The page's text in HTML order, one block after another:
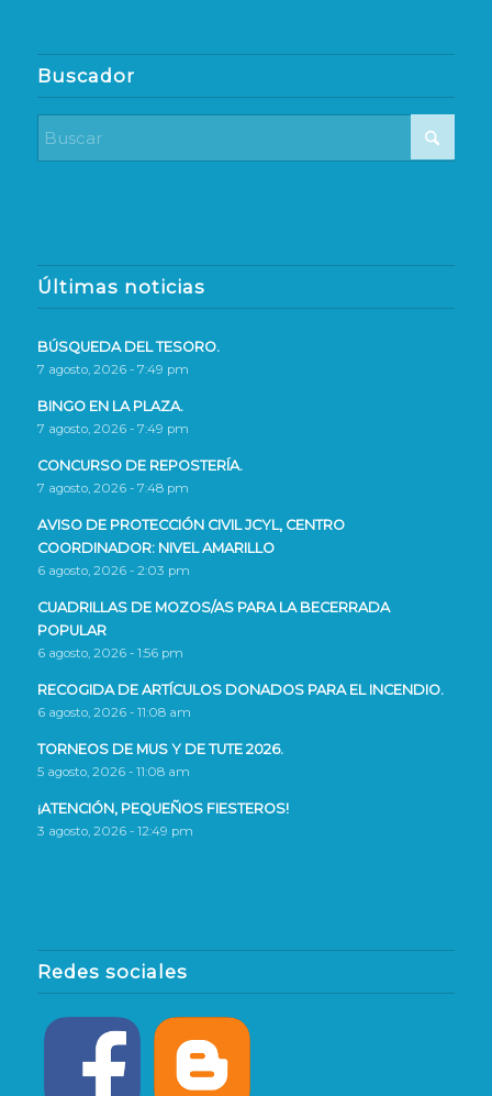
Buscador
Últimas noticias
BÚSQUEDA DEL TESORO.
7 agosto, 2026 - 7:49 pm
BINGO EN LA PLAZA.
7 agosto, 2026 - 7:49 pm
CONCURSO DE REPOSTERÍA.
7 agosto, 2026 - 7:48 pm
AVISO DE PROTECCIÓN CIVIL JCYL, CENTRO
COORDINADOR: NIVEL AMARILLO
6 agosto, 2026 - 2:03 pm
CUADRILLAS DE MOZOS/AS PARA LA BECERRADA
POPULAR
6 agosto, 2026 - 1:56 pm
RECOGIDA DE ARTÍCULOS DONADOS PARA EL INCENDIO.
6 agosto, 2026 - 11:08 am
TORNEOS DE MUS Y DE TUTE 2026.
5 agosto, 2026 - 11:08 am
¡ATENCIÓN, PEQUEÑOS FIESTEROS!
3 agosto, 2026 - 12:49 pm
Redes sociales